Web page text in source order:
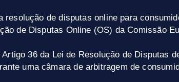
de disputas online para
de Disputas Online (OS) da Comissão
36 da Lei de Resolução de Disputas
uma câmara de arbitragem de